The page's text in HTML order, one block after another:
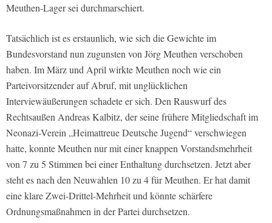
Meuthen-Lager sei durchmarschiert.
Tatsächlich ist es erstaunlich, wie sich die Gewichte im
Bundesvorstand nun zugunsten von Jörg Meuthen verschoben
haben. Im März und April wirkte Meuthen noch wie ein
Parteivorsitzender auf Abruf, mit unglücklichen
Interviewäußerungen schadete er sich. Den Rauswurf des
Rechtsaußen Andreas Kalbitz, der seine frühere Mitgliedschaft im
Neonazi-Verein „Heimattreue Deutsche Jugend“ verschwiegen
hatte, konnte Meuthen nur mit einer knappen Vorstandsmehrheit
von 7 zu 5 Stimmen bei einer Enthaltung durchsetzen. Jetzt aber
steht es nach den Neuwahlen 10 zu 4 für Meuthen. Er hat damit
eine klare Zwei-Drittel-Mehrheit und könnte schärfere
Ordnungsmaßnahmen in der Partei durchsetzen.